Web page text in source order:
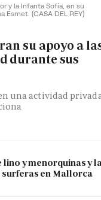
y la Infanta Sofía, en su
Esmet. (CASA DEL REY)
su apoyo a
durante sus
una actividad
lino y menorquinas y
en Mallorca